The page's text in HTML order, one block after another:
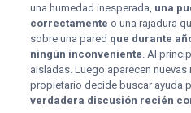
una humedad inesperada, una
correctamente o una rajadura
sobre una pared que durante
ningún inconveniente . Al
aisladas. Luego aparecen
propietario decide buscar ayuda
verdadera discusión recién